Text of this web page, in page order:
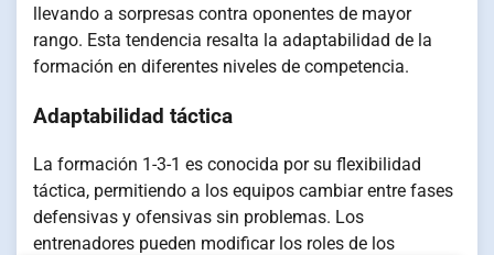
llevando a sorpresas contra oponentes de mayor
rango. Esta tendencia resalta la adaptabilidad de la
formación en diferentes niveles de competencia.
Adaptabilidad táctica
La formación 1-3-1 es conocida por su flexibilidad
táctica, permitiendo a los equipos cambiar entre fases
defensivas y ofensivas sin problemas. Los
entrenadores pueden modificar los roles de los